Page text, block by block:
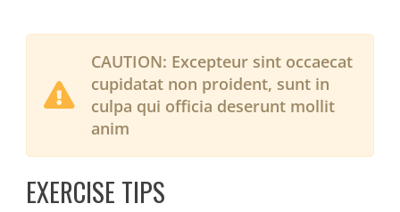
CAUTION: Excepteur sint occaecat
cupidatat non proident, sunt in
culpa qui officia deserunt mollit
anim
EXERCISE TIPS